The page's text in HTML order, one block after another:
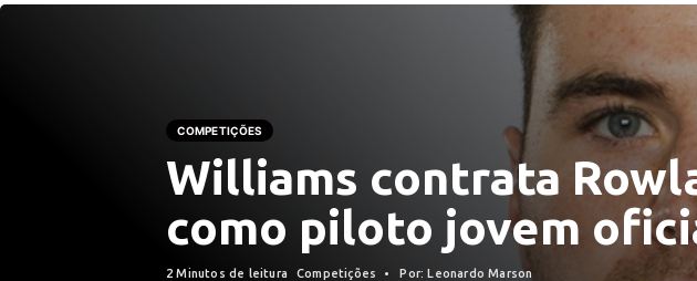
COMPETIÇÕES
Williams contrata
como piloto jovem
2 Minutos de leitura Competições Por: Leonardo Marson